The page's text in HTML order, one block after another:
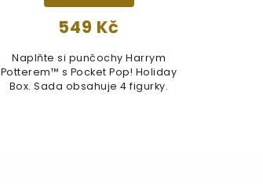
549 Kč
Naplňte si punčochy Harrym
Potterem™ s Pocket Pop! Holiday
Box. Sada obsahuje 4 figurky.